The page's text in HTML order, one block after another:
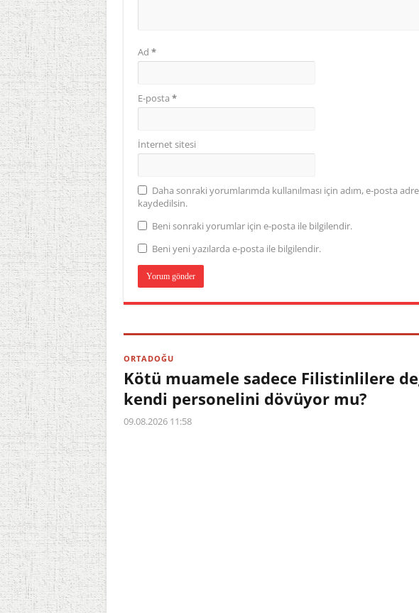
Ad *
E-posta *
İnternet sitesi
Daha sonraki yorumlarımda kullanılması için adım, e-posta
kaydedilsin.
Beni sonraki yorumlar için e-posta ile bilgilendir.
Beni yeni yazılarda e-posta ile bilgilendir.
ORTADOĞU
Kötü muamele sadece Filistinlilere
kendi personelini dövüyor mu?
09.08.2026 11:58